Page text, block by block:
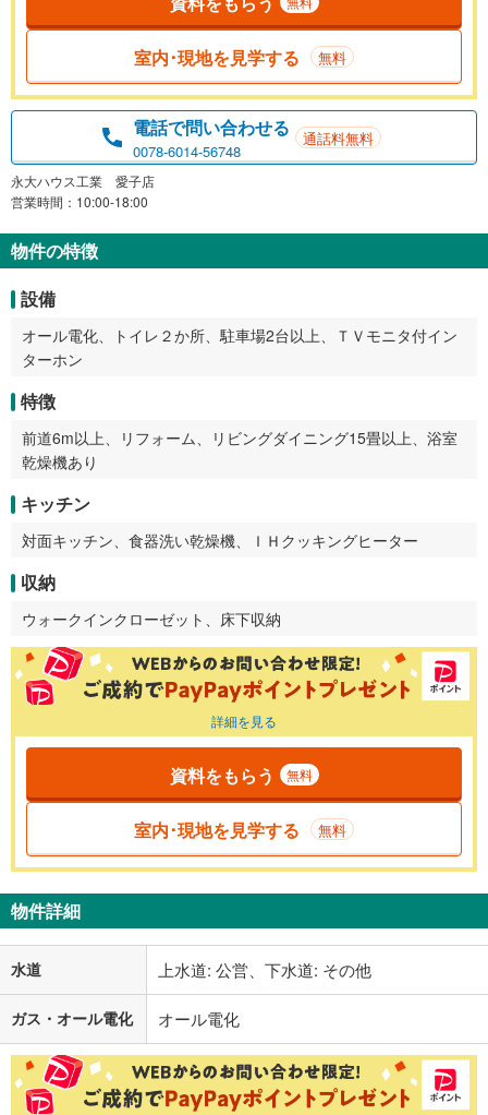
室内･現地を見学する 無料
電話で問い合わせる
0078-6014-56748
通話料無料
永大ハウス工業 愛子店
営業時間：10:00-18:00
物件の特徴
設備
オール電化、トイレ２か所、駐車場2台以上、ＴＶモニタ付イン
ターホン
特徴
前道6m以上、リフォーム、リビングダイニング15畳以上、浴室
乾燥機あり
キッチン
対面キッチン、食器洗い乾燥機、ＩＨクッキングヒーター
収納
ウォークインクローゼット、床下収納
詳細を見る
資料をもらう 無料
室内･現地を見学する 無料
物件詳細
水道 上水道: 公営、下水道: その他
ガス・オール電化 オール電化